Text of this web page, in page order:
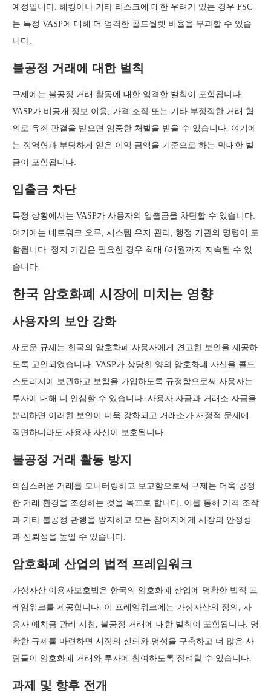
예정입니다. 해킹이나 기타 리스크에 대한 우려가 있는 경우 FSC
는 특정 VASP에 대해 더 엄격한 콜드월렛 비율을 부과할 수 있습
니다.
불공정 거래에 대한 벌칙
규제에는 불공정 거래 활동에 대한 엄격한 벌칙이 포함됩니다.
VASP가 비공개 정보 이용, 가격 조작 또는 기타 부정직한 거래 혐
의로 유죄 판결을 받으면 엄중한 처벌을 받을 수 있습니다. 여기에
는 징역형과 부당하게 얻은 이익 금액을 기준으로 하는 막대한 벌
금이 포함됩니다.
입출금 차단
특정 상황에서는 VASP가 사용자의 입출금을 차단할 수 있습니다.
여기에는 네트워크 오류, 시스템 유지 관리, 행정 기관의 명령이 포
함됩니다. 정지 기간은 필요한 경우 최대 6개월까지 지속될 수 있
습니다.
한국 암호화폐 시장에 미치는 영향
사용자의 보안 강화
새로운 규제는 한국의 암호화폐 사용자에게 견고한 보안을 제공하
도록 고안되었습니다. VASP가 상당한 양의 암호화폐 자산을 콜드
스토리지에 보관하고 보험을 가입하도록 규정함으로써 사용자는
투자에 대해 더 안심할 수 있습니다. 사용자 자금과 거래소 자금을
분리하면 이러한 보안이 더욱 강화되고 거래소가 재정적 문제에
직면하더라도 사용자 자산이 보호됩니다.
불공정 거래 활동 방지
의심스러운 거래를 모니터링하고 보고함으로써 규제는 더욱 공정
한 거래 환경을 조성하는 것을 목표로 합니다. 이를 통해 가격 조작
과 기타 불공정 관행을 방지하고 모든 참여자에게 시장의 안정성
과 신뢰성을 높일 수 있습니다.
암호화폐 산업의 법적 프레임워크
가상자산 이용자보호법은 한국의 암호화폐 산업에 명확한 법적 프
레임워크를 제공합니다. 이 프레임워크에는 가상자산의 정의, 사
용자 예치금 관리 지침, 불공정 거래에 대한 벌칙이 포함됩니다. 명
확한 규제를 마련하면 시장의 신뢰와 명성을 구축하고 더 많은 사
람들이 암호화폐 거래와 투자에 참여하도록 장려할 수 있습니다.
과제 및 향후 전개